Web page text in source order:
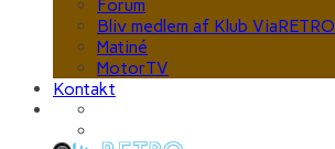
Forum
Bliv medlem af Klub ViaRETRO
Matiné
MotorTV
Kontakt